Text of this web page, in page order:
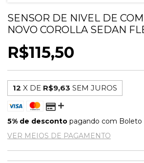
SENSOR DE NIVEL DE
NOVO COROLLA SEDAN
R$115,50
12 X DE R$9,63 SEM JUROS
5% de desconto pagando com Boleto
VER MEIOS DE PAGAMENTO